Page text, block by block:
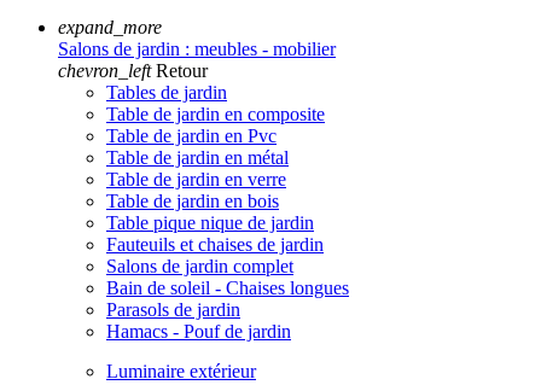
expand_more
Salons de jardin : meubles - mobilier
chevron_left Retour
Tables de jardin
Table de jardin en composite
Table de jardin en Pvc
Table de jardin en métal
Table de jardin en verre
Table de jardin en bois
Table pique nique de jardin
Fauteuils et chaises de jardin
Salons de jardin complet
Bain de soleil - Chaises longues
Parasols de jardin
Hamacs - Pouf de jardin
Luminaire extérieur